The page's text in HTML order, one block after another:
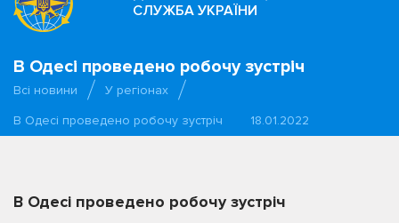
СЛУЖБА УКРАЇНИ
В Одесі проведено робочу зустріч
Всі новини
У регіонах
В Одесі проведено робочу зустріч
18.01.2022
В Одесі проведено робочу зустріч